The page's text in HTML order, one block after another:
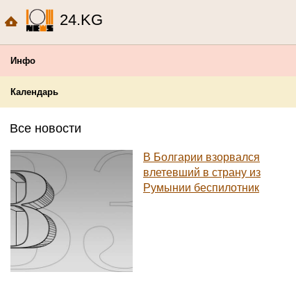
24.KG
Инфо
Календарь
Все новости
В Болгарии взорвался
влетевший в страну из
Румынии беспилотник